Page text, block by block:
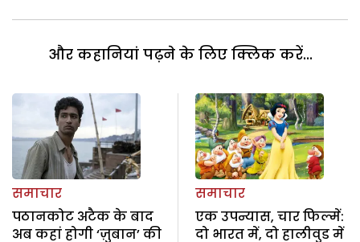
और कहानियां पढ़ने के लिए क्लिक करें...
समाचार
पठानकोट अटैक के बाद
अब कहां होगी ‘ज़ुबान’ की
समाचार
एक उपन्यास, चार फिल्में:
दो भारत में, दो हालीवुड में